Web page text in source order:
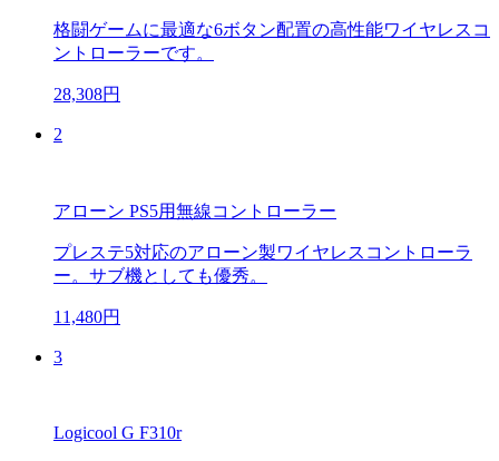
格闘ゲームに最適な6ボタン配置の高性能ワイヤレスコ
ントローラーです。
28,308円
2
アローン PS5用無線コントローラー
プレステ5対応のアローン製ワイヤレスコントローラ
ー。サブ機としても優秀。
11,480円
3
Logicool G F310r